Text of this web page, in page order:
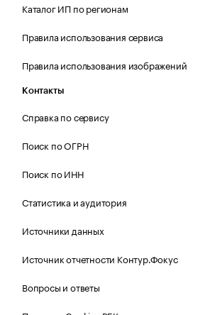
Каталог ИП по регионам
Правила использования сервиса
Правила использования изображений
Контакты
Справка по сервису
Поиск по ОГРН
Поиск по ИНН
Статистика и аудитория
Источники данных
Источник отчетности Контур.Фокус
Вопросы и ответы